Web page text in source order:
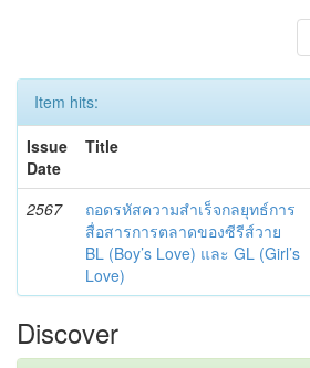
Item hits:
Issue
Date
Title
2567
ถอดรหัสความสำเร็จกลยุทธ์การ
สื่อสารการตลาดของซีรีส์วาย
BL (Boy’s Love) และ GL (Girl’s
Love)
Discover